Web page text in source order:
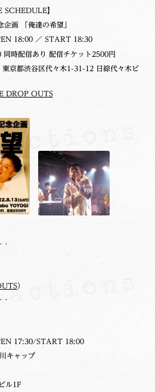
】
画 「俺達の希望」
18:00 ／ START 18:30
時配信あり 配信チケット2500円
京都渋谷区代々木1-31-12 日綜代々木ビ
DROP OUTS
・
）
・
17:30/START 18:00
キャップ
ル1F